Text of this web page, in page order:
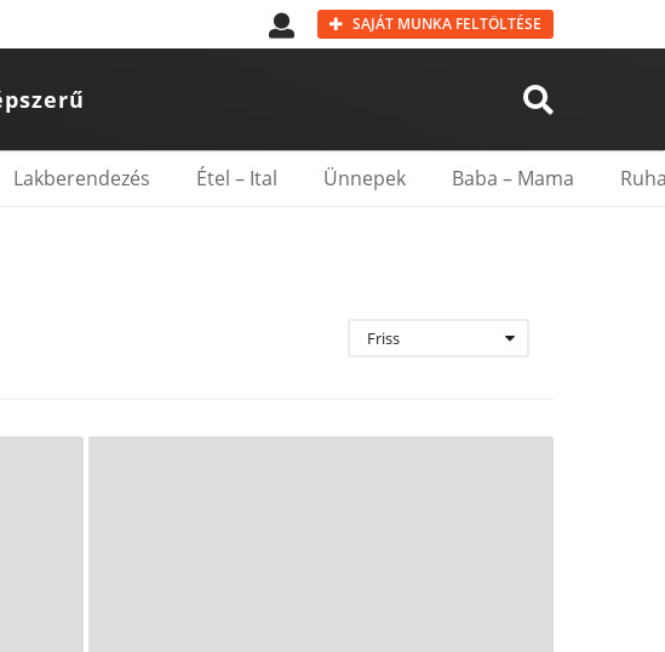
SAJÁT MUNKA FELTÖLTÉSE
Lakberendezés Étel – Ital Ünnepek Baba – Mama
Friss